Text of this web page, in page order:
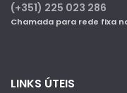
(+351) 225 023 286
Chamada para rede fixa
LINKS ÚTEIS